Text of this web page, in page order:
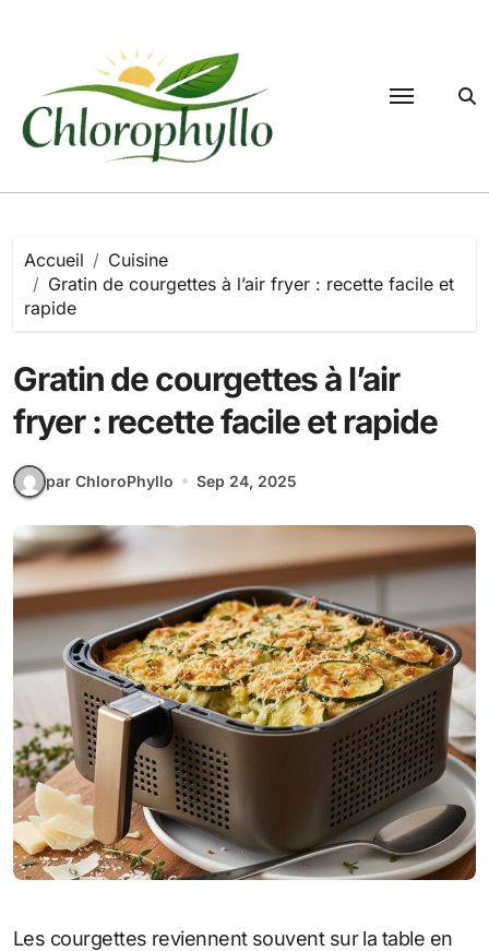
Accueil
Cuisine
Gratin de courgettes à l’air fryer : recette facile et
rapide
Gratin de courgettes à l’air
fryer : recette facile et rapide
par ChloroPhyllo Sep 24, 2025
Les courgettes reviennent souvent sur la table en